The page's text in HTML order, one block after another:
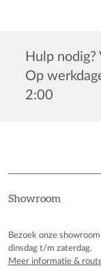
Hulp
Op
2:00
Showroom
Bezoek onze
dinsdag t/m zaterdag.
Meer informatie &